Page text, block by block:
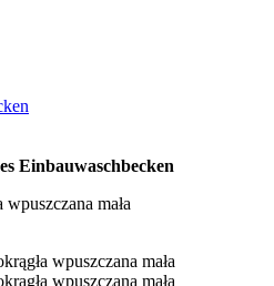
Einbauwaschbecken